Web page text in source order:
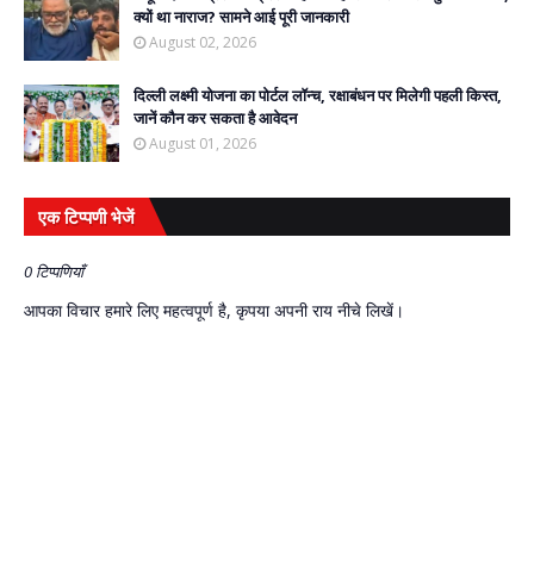
क्यों था नाराज? सामने आई पूरी जानकारी
August 02, 2026
दिल्ली लक्ष्मी योजना का पोर्टल लॉन्च, रक्षाबंधन पर मिलेगी पहली किस्त,
जानें कौन कर सकता है आवेदन
August 01, 2026
एक टिप्पणी भेजें
0 टिप्पणियाँ
आपका विचार हमारे लिए महत्वपूर्ण है, कृपया अपनी राय नीचे लिखें।